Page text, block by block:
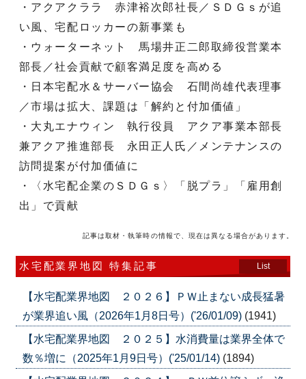
・アクアクララ 赤津裕次郎社長／ＳＤＧｓが追
い風、宅配ロッカーの新事業も
・ウォーターネット 馬場井正二郎取締役営業本
部長／社会貢献で顧客満足度を高める
・日本宅配水＆サーバー協会 石間尚雄代表理事
／市場は拡大、課題は「解約と付加価値」
・大丸エナウィン 執行役員 アクア事業本部長
兼アクア推進部長 永田正人氏／メンテナンスの
訪問提案が付加価値に
・〈水宅配企業のＳＤＧｓ〉「脱プラ」「雇用創
出」で貢献
記事は取材・執筆時の情報で、現在は異なる場合があります。
水宅配業界地図 特集記事 List
【水宅配業界地図 ２０２６】ＰＷ止まない成長猛暑
が業界追い風（2026年1月8日号）('26/01/09) (1941)
【水宅配業界地図 ２０２５】水消費量は業界全体で
数％増に（2025年1月9日号）('25/01/14) (1894)